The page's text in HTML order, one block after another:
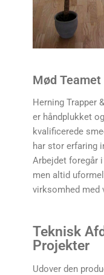
Mød Teamet
Herning Trapper
er håndplukket
kvalificerede
har stor erfaring
Arbejdet foregår
men altid
virksomhed
Teknisk
Projekter
Udover den